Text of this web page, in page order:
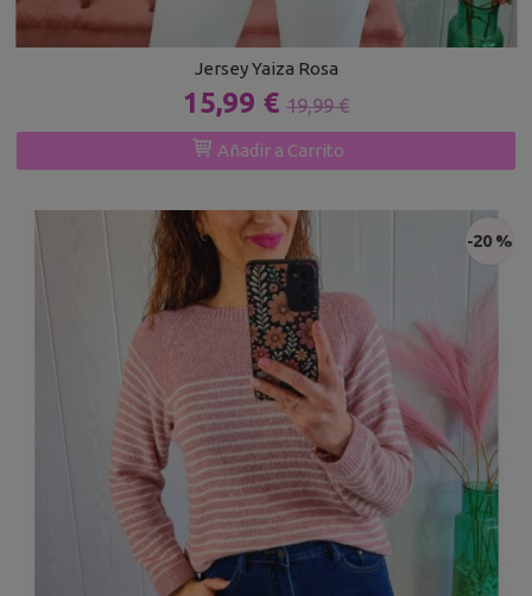
Jersey Yaiza Rosa
15,99 € 19,99 €
Añadir a Carrito
-20 %